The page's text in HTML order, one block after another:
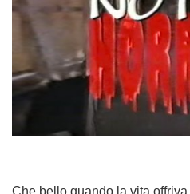
Che bello quando la vita